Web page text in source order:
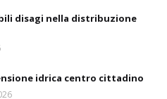
disagi nella distribuzione
idrica centro cittadino